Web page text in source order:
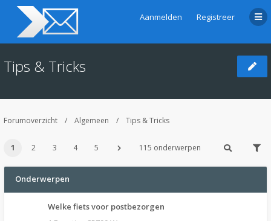
Aanmelden Registreer
Tips & Tricks
Forumoverzicht Algemeen Tips & Tricks
1 2 3 4 5 115 onderwerpen
Onderwerpen
Welke fiets voor postbezorgen